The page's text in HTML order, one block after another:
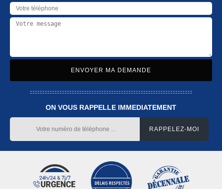
ON VOUS RAPPELLE IMMEDIATEMENT